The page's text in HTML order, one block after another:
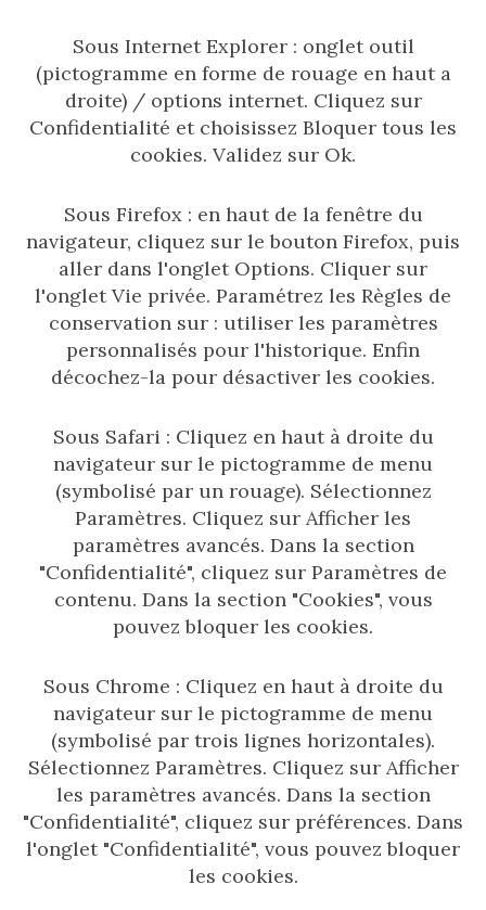
Sous Internet Explorer : onglet outil
(pictogramme en forme de rouage en haut a
droite) / options internet. Cliquez sur
Confidentialité et choisissez Bloquer tous les
cookies. Validez sur Ok.
Sous Firefox : en haut de la fenêtre du
navigateur, cliquez sur le bouton Firefox, puis
aller dans l'onglet Options. Cliquer sur
l'onglet Vie privée. Paramétrez les Règles de
conservation sur : utiliser les paramètres
personnalisés pour l'historique. Enfin
décochez-la pour désactiver les cookies.
Sous Safari : Cliquez en haut à droite du
navigateur sur le pictogramme de menu
(symbolisé par un rouage). Sélectionnez
Paramètres. Cliquez sur Afficher les
paramètres avancés. Dans la section
"Confidentialité", cliquez sur Paramètres de
contenu. Dans la section "Cookies", vous
pouvez bloquer les cookies.
Sous Chrome : Cliquez en haut à droite du
navigateur sur le pictogramme de menu
(symbolisé par trois lignes horizontales).
Sélectionnez Paramètres. Cliquez sur Afficher
les paramètres avancés. Dans la section
"Confidentialité", cliquez sur préférences. Dans
l'onglet "Confidentialité", vous pouvez bloquer
les cookies.